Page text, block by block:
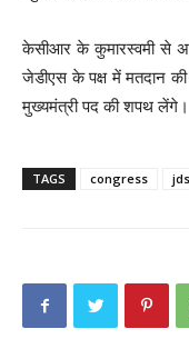
केसीआर के कुमारस्वमी से
जेडीएस के पक्ष में मतदान
मुख्यमंत्री पद की शपथ लेंगे।
TAGS congress jds